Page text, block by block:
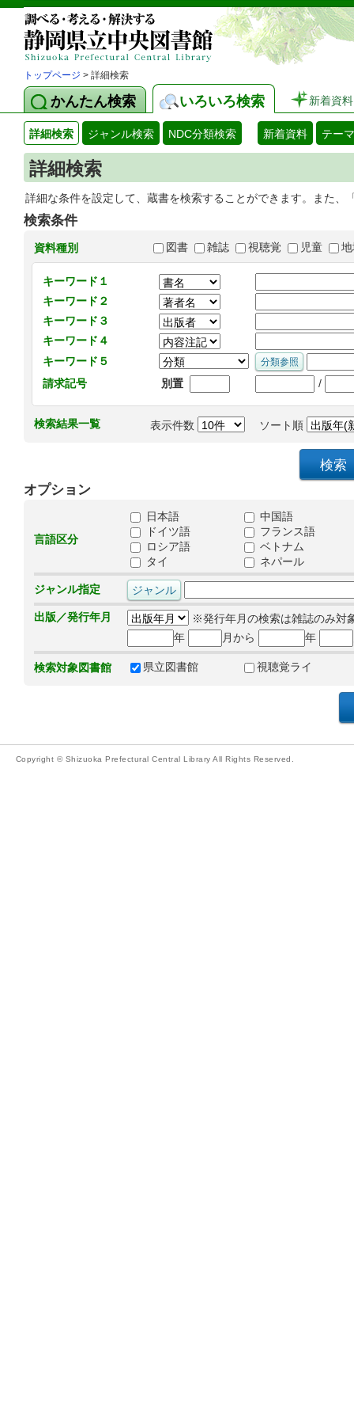
トップページ > 詳細検索
かんたん検索 いろいろ検索 新着資料
詳細検索 ジャンル検索 NDC分類検索 新着資料 テー
詳細検索
詳細な条件を設定して、蔵書を検索することができます。また
検索条件
資料種別 図書 雑誌 視聴覚 児童
キーワード１
キーワード２
キーワード３
キーワード４
キーワード５
請求記号
別置 /
検索結果一覧 表示件数 ソート順
オプション
言語区分
日本語
中国語
ドイツ語
フランス語
ロシア語
ベトナム
タイ
ネパール
ジャンル指定
出版／発行年月
※発行年月の検索は雑誌のみ対
年
月から 年
検索対象図書館 県立図書館 視聴覚ライ
Copyright © Shizuoka Prefectural Central Library All Rights Reserved.